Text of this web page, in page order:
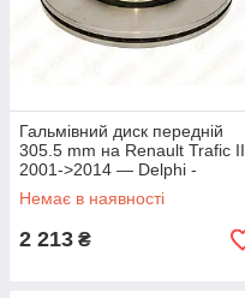
Гальмівний диск передній
305.5 mm на Renault Trafic II
2001->2014 — Delphi -
BG3768
Немає в наявності
2 213 ₴